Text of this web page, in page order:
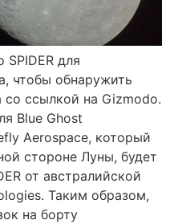
для
чтобы обнаружить
ссылкой на Gizmodo.
Blue Ghost
Aerospace, который
стороне Луны, будет
от австралийской
Таким образом,
на борту